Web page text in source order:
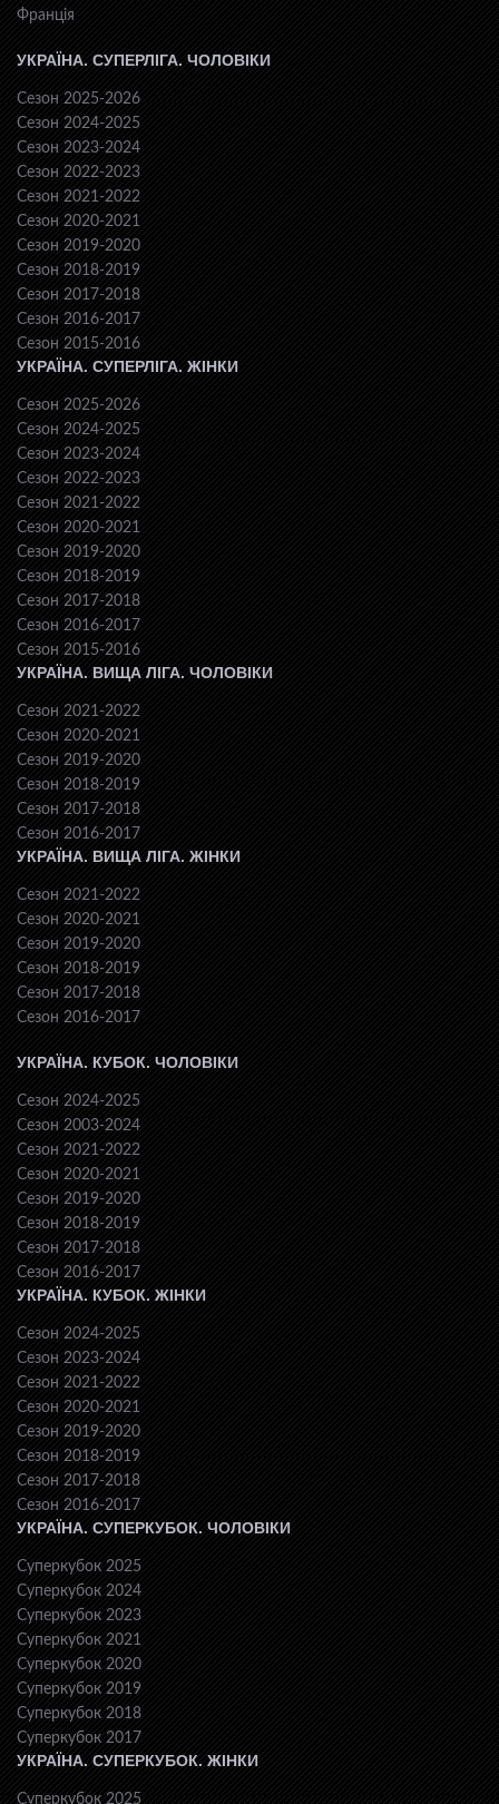
Франція
УКРАЇНА. СУПЕРЛІГА. ЧОЛОВІКИ
Сезон 2025-2026
Сезон 2024-2025
Сезон 2023-2024
Сезон 2022-2023
Сезон 2021-2022
Сезон 2020-2021
Сезон 2019-2020
Сезон 2018-2019
Сезон 2017-2018
Сезон 2016-2017
Сезон 2015-2016
УКРАЇНА. СУПЕРЛІГА. ЖІНКИ
Сезон 2025-2026
Сезон 2024-2025
Сезон 2023-2024
Сезон 2022-2023
Сезон 2021-2022
Сезон 2020-2021
Сезон 2019-2020
Сезон 2018-2019
Сезон 2017-2018
Сезон 2016-2017
Сезон 2015-2016
УКРАЇНА. ВИЩА ЛІГА. ЧОЛОВІКИ
Сезон 2021-2022
Сезон 2020-2021
Сезон 2019-2020
Сезон 2018-2019
Сезон 2017-2018
Сезон 2016-2017
УКРАЇНА. ВИЩА ЛІГА. ЖІНКИ
Сезон 2021-2022
Сезон 2020-2021
Сезон 2019-2020
Сезон 2018-2019
Сезон 2017-2018
Сезон 2016-2017
УКРАЇНА. КУБОК. ЧОЛОВІКИ
Сезон 2024-2025
Сезон 2003-2024
Сезон 2021-2022
Сезон 2020-2021
Сезон 2019-2020
Сезон 2018-2019
Сезон 2017-2018
Сезон 2016-2017
УКРАЇНА. КУБОК. ЖІНКИ
Сезон 2024-2025
Сезон 2023-2024
Сезон 2021-2022
Сезон 2020-2021
Сезон 2019-2020
Сезон 2018-2019
Сезон 2017-2018
Сезон 2016-2017
УКРАЇНА. СУПЕРКУБОК. ЧОЛОВІКИ
Суперкубок 2025
Суперкубок 2024
Суперкубок 2023
Суперкубок 2021
Суперкубок 2020
Суперкубок 2019
Суперкубок 2018
Суперкубок 2017
УКРАЇНА. СУПЕРКУБОК. ЖІНКИ
Суперкубок 2025